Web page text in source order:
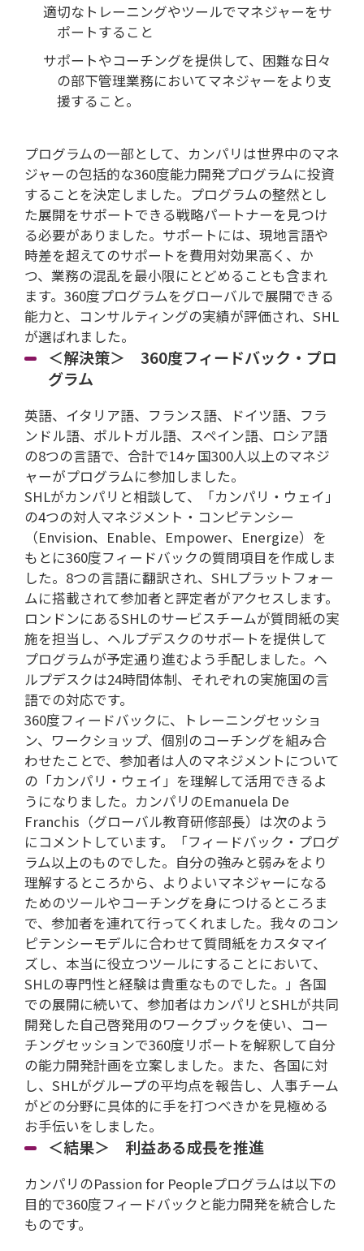
適切なトレーニングやツールでマネジャーをサ
ポートすること
サポートやコーチングを提供して、困難な日々
の部下管理業務においてマネジャーをより支
援すること。
プログラムの一部として、カンパリは世界中のマネ
ジャーの包括的な360度能力開発プログラムに投資
することを決定しました。プログラムの整然とし
た展開をサポートできる戦略パートナーを見つけ
る必要がありました。サポートには、現地言語や
時差を超えてのサポートを費用対効果高く、か
つ、業務の混乱を最小限にとどめることも含まれ
ます。360度プログラムをグローバルで展開できる
能力と、コンサルティングの実績が評価され、SHL
が選ばれました。
＜解決策＞ 360度フィードバック・プロ
グラム
英語、イタリア語、フランス語、ドイツ語、フラ
ンドル語、ポルトガル語、スペイン語、ロシア語
の8つの言語で、合計で14ヶ国300人以上のマネジ
ャーがプログラムに参加しました。
SHLがカンパリと相談して、「カンパリ・ウェイ」
の4つの対人マネジメント・コンピテンシー
（Envision、Enable、Empower、Energize）を
もとに360度フィードバックの質問項目を作成しま
した。8つの言語に翻訳され、SHLプラットフォー
ムに搭載されて参加者と評定者がアクセスします。
ロンドンにあるSHLのサービスチームが質問紙の実
施を担当し、ヘルプデスクのサポートを提供して
プログラムが予定通り進むよう手配しました。ヘ
ルプデスクは24時間体制、それぞれの実施国の言
語での対応です。
360度フィードバックに、トレーニングセッショ
ン、ワークショップ、個別のコーチングを組み合
わせたことで、参加者は人のマネジメントについて
の「カンパリ・ウェイ」を理解して活用できるよ
うになりました。カンパリのEmanuela De
Franchis（グローバル教育研修部長）は次のよう
にコメントしています。「フィードバック・プログ
ラム以上のものでした。自分の強みと弱みをより
理解するところから、よりよいマネジャーになる
ためのツールやコーチングを身につけるところま
で、参加者を連れて行ってくれました。我々のコン
ピテンシーモデルに合わせて質問紙をカスタマイ
ズし、本当に役立つツールにすることにおいて、
SHLの専門性と経験は貴重なものでした。」各国
での展開に続いて、参加者はカンパリとSHLが共同
開発した自己啓発用のワークブックを使い、コー
チングセッションで360度リポートを解釈して自分
の能力開発計画を立案しました。また、各国に対
し、SHLがグループの平均点を報告し、人事チーム
がどの分野に具体的に手を打つべきかを見極める
お手伝いをしました。
＜結果＞ 利益ある成長を推進
カンパリのPassion for Peopleプログラムは以下の
目的で360度フィードバックと能力開発を統合した
ものです。